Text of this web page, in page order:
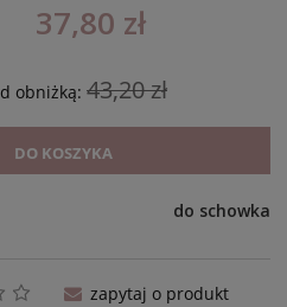
37,80 zł
obniżką: 43,20 zł
DO KOSZYKA
do schowka
zapytaj o produkt